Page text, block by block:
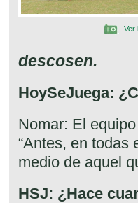
Ver
descosen.
HoySeJuega:
Nomar: El
“Antes, en todas
medio de aquel
HSJ: ¿Hace